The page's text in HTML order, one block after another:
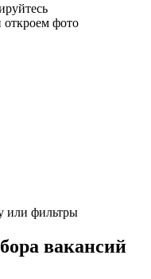
фото
или фильтры
вакансий